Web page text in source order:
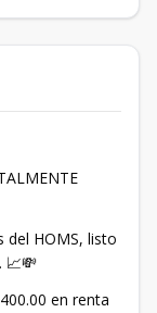
HOMS, listo
📈💸
en renta